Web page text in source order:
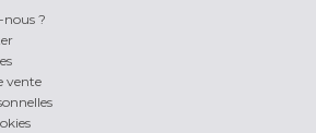
?
vente